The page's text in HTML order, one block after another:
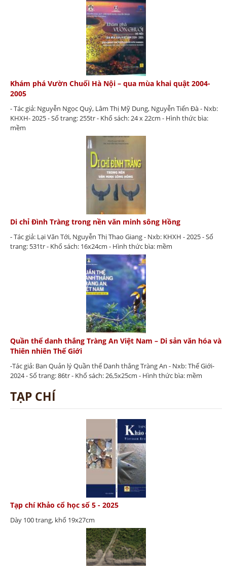
Khám phá Vườn Chuối Hà Nội – qua mùa khai quật 2004-
2005
- Tác giả: Nguyễn Ngọc Quý, Lâm Thị Mỹ Dung, Nguyễn Tiến Đà - Nxb:
KHXH- 2025 - Số trang: 255tr - Khổ sách: 24 x 22cm - Hình thức bìa:
mềm
Di chỉ Đình Tràng trong nền văn minh sông Hồng
- Tác giả: Lại Văn Tới, Nguyễn Thị Thao Giang - Nxb: KHXH - 2025 - Số
trang: 531tr - Khổ sách: 16x24cm - Hình thức bìa: mềm
Quần thể danh thắng Tràng An Việt Nam – Di sản văn hóa và
Thiên nhiên Thế Giới
-Tác giả: Ban Quản lý Quần thể Danh thắng Tràng An - Nxb: Thế Giới-
2024 - Số trang: 86tr - Khổ sách: 26,5x25cm - Hình thức bìa: mềm
TẠP CHÍ
Tạp chí Khảo cổ học số 5 - 2025
Dày 100 trang, khổ 19x27cm